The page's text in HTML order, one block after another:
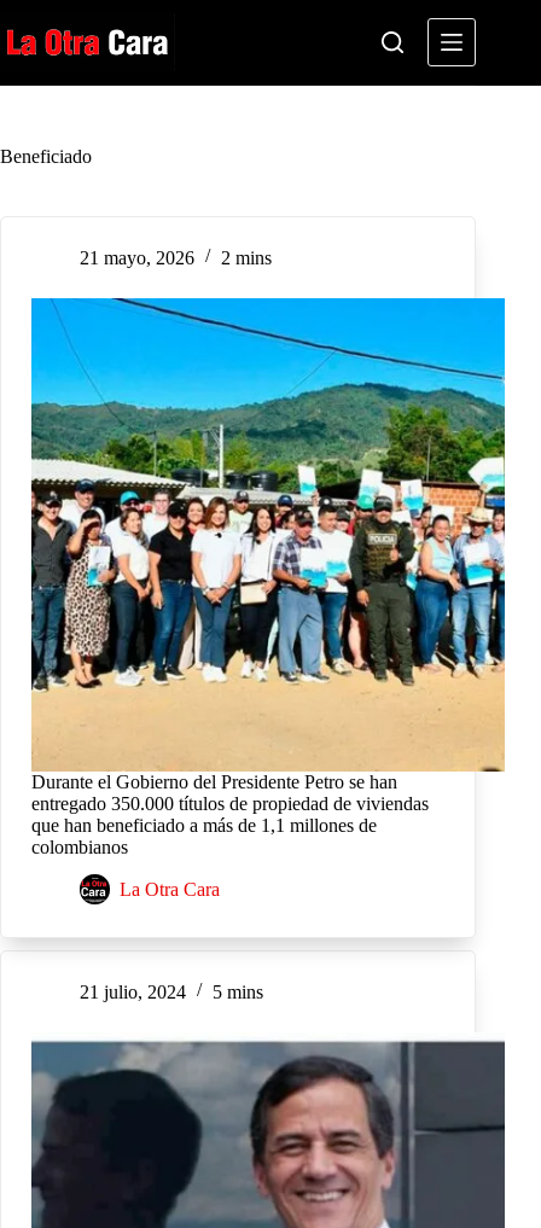
al
contenido
Beneficiado
21 mayo, 2026 2 mins
Durante el Gobierno del Presidente Petro se han
entregado 350.000 títulos de propiedad de viviendas
que han beneficiado a más de 1,1 millones de
colombianos
La Otra Cara
21 julio, 2024 5 mins